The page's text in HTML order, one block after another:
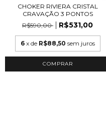
CHOKER RIVIERA CRISTAL
CRAVAÇÃO 3 PONTOS
R$590,00
R$531,00
6 x de R$88,50 sem juros
COMPRAR